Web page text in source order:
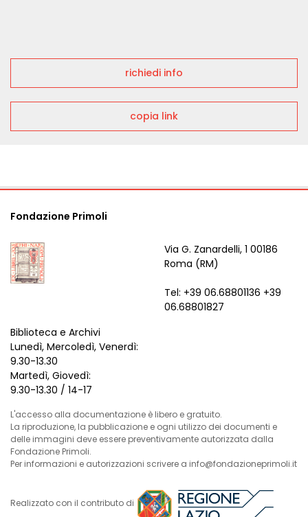
richiedi info
copia link
Fondazione Primoli
Via G. Zanardelli, 1 00186
Roma (RM)
Tel: +39 06.68801136 +39
06.68801827
Biblioteca e Archivi
Lunedì, Mercoledì, Venerdì:
9.30-13.30
Martedì, Giovedì:
9.30-13.30 / 14-17
L'accesso alla documentazione è libero e gratuito.
La riproduzione, la pubblicazione e ogni utilizzo dei documenti e
delle immagini deve essere preventivamente autorizzata dalla
Fondazione Primoli.
Per informazioni e autorizzazioni scrivere a info@fondazioneprimoli.it
Realizzato con il contributo di